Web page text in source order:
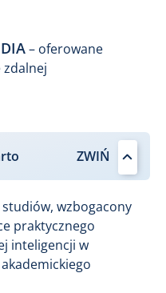
– oferowane
wzbogacony
praktycznego
inteligencji w